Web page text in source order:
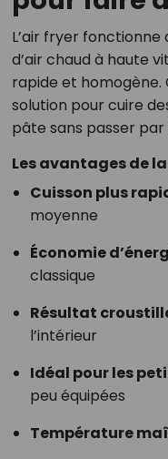
L’air fryer
d’air chaud à haute
rapide et homogène.
solution pour cuire
pâte sans passer
Les avantages de
Cuisson plus
moyenne
Économie
classique
Résultat
l’intérieur
Idéal pour les
peu équipées
Température